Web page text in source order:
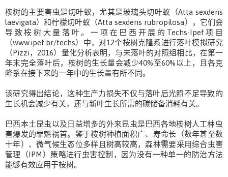
桉树的主要害虫是切叶蚁，尤其是玻璃头切叶蚁（Atta sexdens
laevigata）和柠檬切叶蚁（Atta sexdens rubropilosa），它们会
导致桉树大量落叶。一项在巴西开展的Techs-Ipef项目
（www.ipef.br/techs）中，对12个桉树克隆系进行落叶模拟研究
（Pizzi，2016）量化分析表明，与未落叶的对照组相比，在第一
年末完全落叶后，桉树的生长量会减少40%至60%以上，且各克
隆系在接下来的一年中的生长量有所不同。
该研究得出结论，这种生产力损失不仅与落叶后光照不足导致的
生长机会减少有关，还与新叶生长所需的碳储备消耗有关。
巴西本土昆虫以及日益增多的外来昆虫是巴西各地桉树人工林虫
害爆发的罪魁祸首。鉴于桉树种植面积广、寿命长（数年甚至数
十年）、微气候生态位多样且树高较高，森林需要采用综合虫害
管理（IPM）策略进行虫害控制，因为没有一种单一的防治方法
能够有效应用于桉树。